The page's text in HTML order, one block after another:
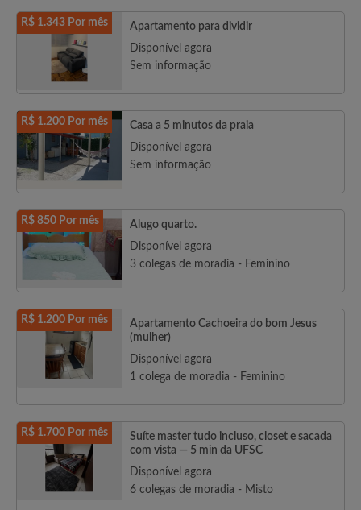
R$ 1.343 Por mês
Apartamento para dividir
Disponível agora
Sem informação
R$ 1.200 Por mês
Casa a 5 minutos da praia
Disponível agora
Sem informação
R$ 850 Por mês
Alugo quarto.
Disponível agora
3 colegas de moradia - Feminino
R$ 1.200 Por mês
Apartamento Cachoeira do bom Jesus
(mulher)
Disponível agora
1 colega de moradia - Feminino
R$ 1.700 Por mês
Suíte master tudo incluso, closet e sacada
com vista — 5 min da UFSC
Disponível agora
6 colegas de moradia - Misto